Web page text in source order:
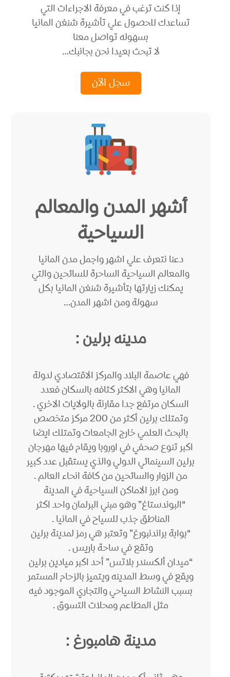
إذا كنت ترغب في معرفة الاجراءات التي
تساعدك للحصول علي تأشيرة شنغن المانيا
بسهوله تواصل معنا
لا تبحث بعيدا نحن بجانبك…
سجل الآن
أشهر المدن والمعالم
السياحية
دعنا نتعرف علي اشهر واجمل مدن المانيا
والمعالم السياحية الساحرة للسائحين والتي
يمكنك زيارتها بتأشيرة شنغن المانيا بكل
سهولة ومن اشهر المدن…
مدينه برلين :
فهي عاصمة البلاد والمركز الاقتصادي لدولة
المانيا وهي الاكثر كثافه بالسكان فعدد
السكان مرتفع جدا مقارنة بالولايات الاخري .
وتمتلك برلين أكثر من 200 مركز متخصص
بالبحث العلمي خارج الجامعات وتمتلك ايضا
اكبر تنوع صحفي في اوروبا ويقام فيها مهرجان
برلين السينمائي الدولي والذي يستقبل عدد كبير
من الزوار والسائحين من كافة انحاء العالم .
ومن ابرز الاماكن السياحية في المدينة
“البوندستاغ” وهو مبني البرلمان واحد اكثر
المناطق جذب للسياح في المانيا .
“بوابة براندنبورغ” وتعتبر هي رمز لمدينة برلين
وتقع في ساحة باريس .
“ميدان ألكسندر بلاتس” أحد اكبر ميادين برلين
ويقع في وسط المدينه ويتميز بالزحام المستمر
بسبب النشاط السياحي والتجاري الموجود فيه
مثل المطاعم ومحلات التسوق .
مدينة هامبورغ :